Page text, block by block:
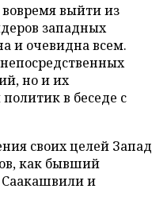
выйти из
западных
и очевидна всем.
но и их
в беседе с
своих целей Запад
как бывший
и